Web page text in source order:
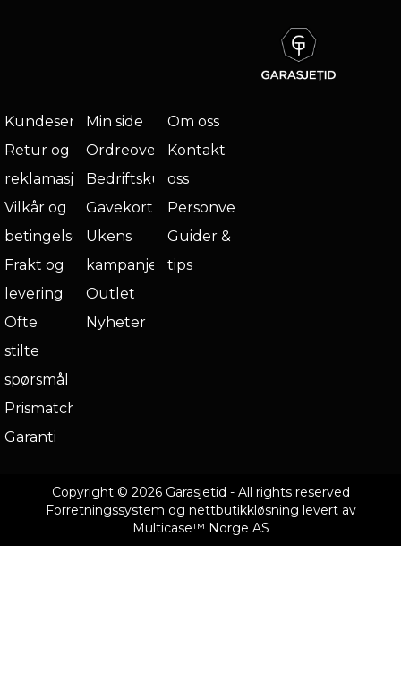
Kundeservice
Retur og
reklamasjon
Vilkår og
betingelser
Frakt og
levering
Ofte
stilte
spørsmål
Prismatch
Garanti
Min side
Ordreoversikt
Bedriftskunde
Gavekort
Ukens
kampanje
Outlet
Nyheter
Om oss
Kontakt
oss
Personvern
Guider &
tips
Copyright © 2026 Garasjetid - All rights reserved
Forretningssystem og nettbutikkløsning levert av
Multicase™ Norge AS